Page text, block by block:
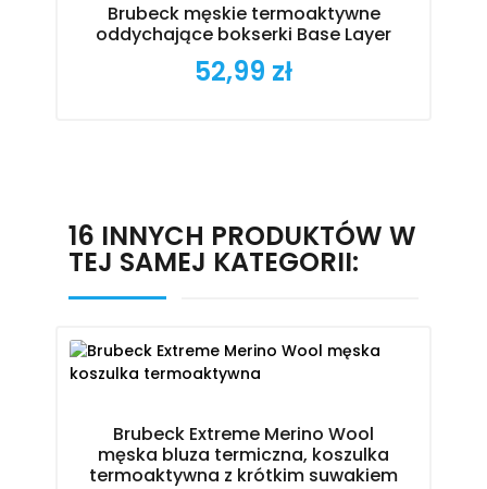
Brubeck męskie termoaktywne
oddychające bokserki Base Layer
Cena
52,99 zł
16 INNYCH PRODUKTÓW W
TEJ SAMEJ KATEGORII:
Brubeck Extreme Merino Wool
męska bluza termiczna, koszulka
termoaktywna z krótkim suwakiem